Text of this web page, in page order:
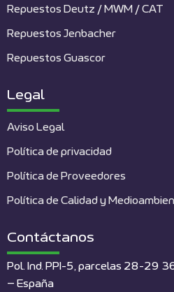
Repuestos Deutz / MWM / CAT
Repuestos Jenbacher
Repuestos Guascor
Legal
Aviso Legal
Política de privacidad
Política de Proveedores
Política de Calidad y
Contáctanos
Pol. Ind. PPI-5, parcelas 28-29
– España